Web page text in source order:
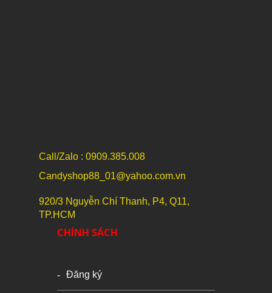
Call/Zalo : 0909.385.008
Candyshop88_01@yahoo.com.vn
920/3 Nguyễn Chí Thanh, P4, Q11,
TP.HCM
CHÍNH SÁCH
Đăng ký